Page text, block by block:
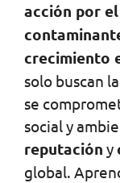
acción por
crecimiento
solo buscan
se
social y
reputación y
global.